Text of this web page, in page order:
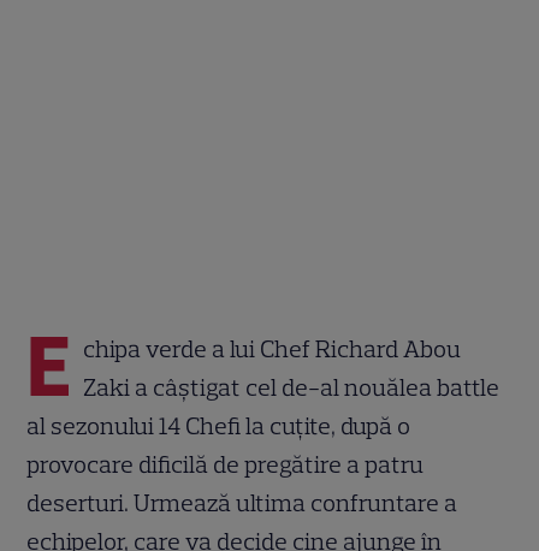
E chipa verde a lui Chef Richard Abou
Zaki a câștigat cel de-al nouălea battle
al sezonului 14 Chefi la cuțite, după o
provocare dificilă de pregătire a patru
deserturi. Urmează ultima confruntare a
echipelor, care va decide cine ajunge în